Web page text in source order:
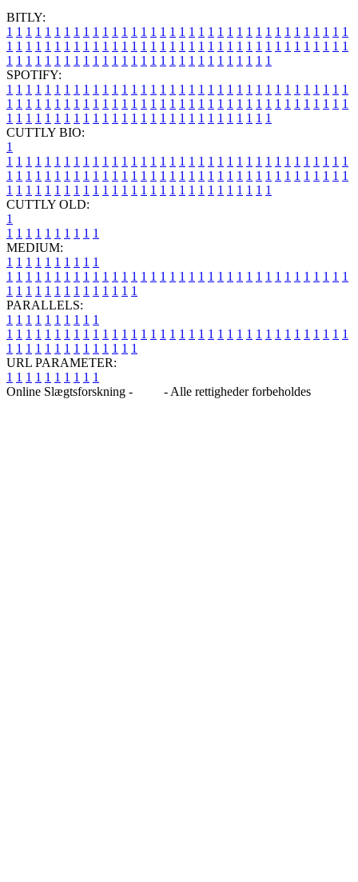
BITLY:
1 1 1 1 1 1 1 1 1 1 1 1 1 1 1 1 1 1 1 1 1 1 1 1 1 1 1 1 1 1 1 1 1 1 1 1
1 1 1 1 1 1 1 1 1 1 1 1 1 1 1 1 1 1 1 1 1 1 1 1 1 1 1 1 1 1 1 1 1 1 1 1
1 1 1 1 1 1 1 1 1 1 1 1 1 1 1 1 1 1 1 1 1 1 1 1 1 1 1 1
SPOTIFY:
1 1 1 1 1 1 1 1 1 1 1 1 1 1 1 1 1 1 1 1 1 1 1 1 1 1 1 1 1 1 1 1 1 1 1 1
1 1 1 1 1 1 1 1 1 1 1 1 1 1 1 1 1 1 1 1 1 1 1 1 1 1 1 1 1 1 1 1 1 1 1 1
1 1 1 1 1 1 1 1 1 1 1 1 1 1 1 1 1 1 1 1 1 1 1 1 1 1 1 1
CUTTLY BIO:
1
1 1 1 1 1 1 1 1 1 1 1 1 1 1 1 1 1 1 1 1 1 1 1 1 1 1 1 1 1 1 1 1 1 1 1 1
1 1 1 1 1 1 1 1 1 1 1 1 1 1 1 1 1 1 1 1 1 1 1 1 1 1 1 1 1 1 1 1 1 1 1 1
1 1 1 1 1 1 1 1 1 1 1 1 1 1 1 1 1 1 1 1 1 1 1 1 1 1 1 1
CUTTLY OLD:
1
1 1 1 1 1 1 1 1 1 1
MEDIUM:
1 1 1 1 1 1 1 1 1 1
1 1 1 1 1 1 1 1 1 1 1 1 1 1 1 1 1 1 1 1 1 1 1 1 1 1 1 1 1 1 1 1 1 1 1 1
1 1 1 1 1 1 1 1 1 1 1 1 1 1
PARALLELS:
1 1 1 1 1 1 1 1 1 1
1 1 1 1 1 1 1 1 1 1 1 1 1 1 1 1 1 1 1 1 1 1 1 1 1 1 1 1 1 1 1 1 1 1 1 1
1 1 1 1 1 1 1 1 1 1 1 1 1 1
URL PARAMETER:
1 1 1 1 1 1 1 1 1 1
Online Slægtsforskning -
- Alle rettigheder forbeholdes